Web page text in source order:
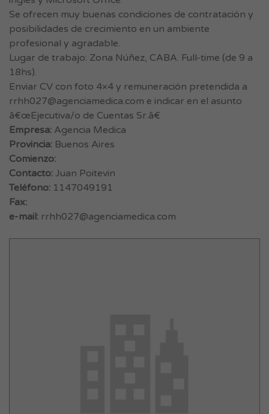
Se ofrecen muy buenas condiciones de contratación y
posibilidades de crecimiento en un ambiente
profesional y agradable.
Lugar de trabajo: Zona Núñez, CABA. Full-time (de 9 a
18hs).
Enviar CV con foto 4×4 y remuneración pretendida a
rrhh027@agenciamedica.com e indicar en el asunto
â€œEjecutiva/o de Cuentas Sr.â€
Empresa: Agencia Medica
Provincia: Buenos Aires
Comienzo:
Contacto: Juan Poitevin
Teléfono: 1147049191
Fax:
e-mail: rrhh027@agenciamedica.com